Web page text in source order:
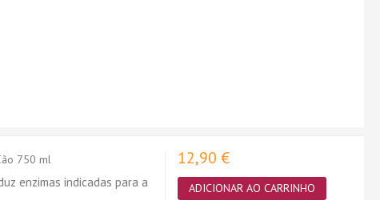
750 ml
enzimas indicadas para a
12,90 €
ADICIONAR AO CARRINHO